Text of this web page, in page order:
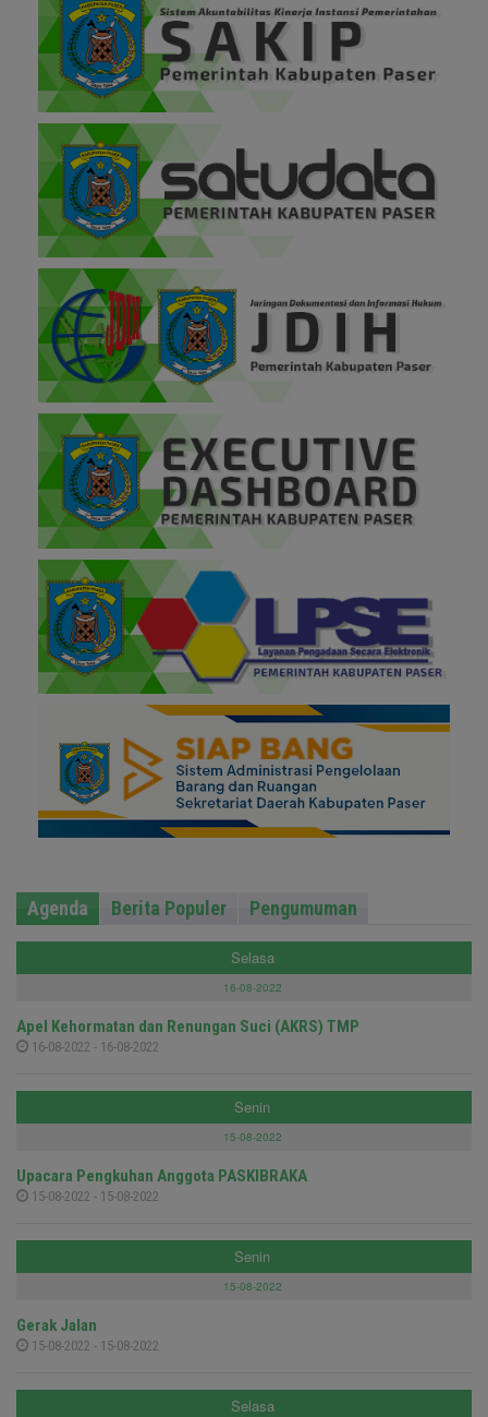
Agenda Berita Populer Pengumuman
Selasa
16-08-2022
Apel Kehormatan dan Renungan Suci (AKRS) TMP
16-08-2022 - 16-08-2022
Senin
15-08-2022
Upacara Pengkuhan Anggota PASKIBRAKA
15-08-2022 - 15-08-2022
Senin
15-08-2022
Gerak Jalan
15-08-2022 - 15-08-2022
Selasa